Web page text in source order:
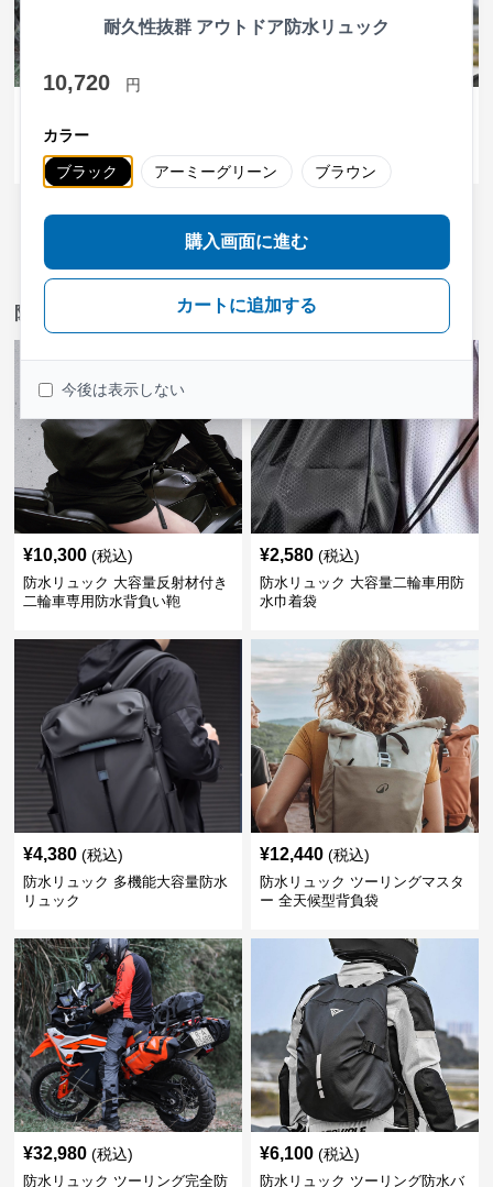
防水リュック ツーリング完全防
水サイドバッグ
ックパック
人気アイテム一覧へ
防水リュックバイクの新着アイテム
¥10,300 (税込)
防水リュック 大容量反射材付き
二輪車専用防水背負い鞄
¥2,580 (税込)
防水リュック 大容量二輪車用防
水巾着袋
¥4,380 (税込)
防水リュック 多機能大容量防水
リュック
¥12,440 (税込)
防水リュック ツーリングマスタ
ー 全天候型背負袋
¥32,980 (税込)
防水リュック ツーリング完全防
¥6,100 (税込)
防水リュック ツーリング防水バ
耐久性抜群 アウトドア防水リュック
10,720 円
カラー
ブラック アーミーグリーン ブラウン
購入画面に進む
カートに追加する
今後は表示しない